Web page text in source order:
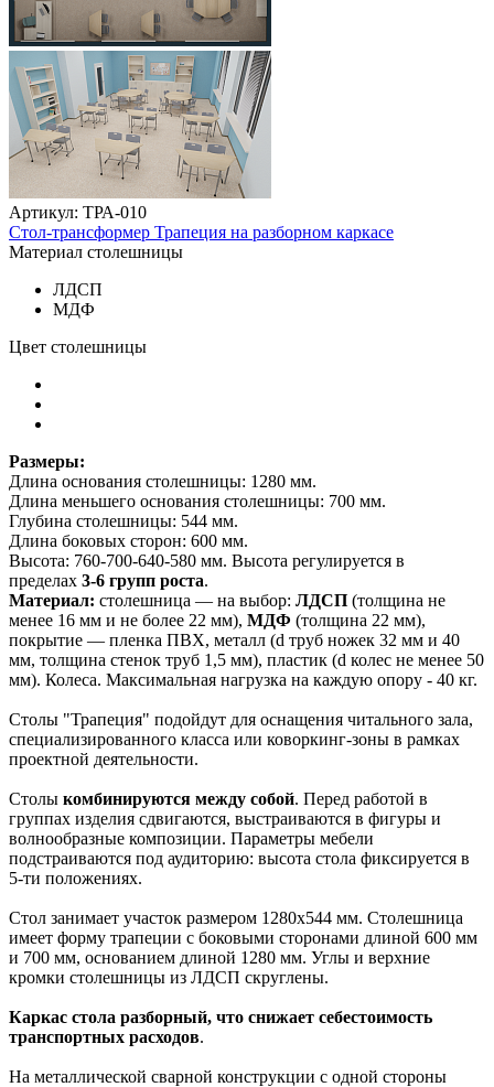
Артикул: ТРА-010
Стол-трансформер Трапеция на разборном каркасе
Материал столешницы
ЛДСП
МДФ
Цвет столешницы
Размеры:
Длина основания столешницы: 1280 мм.
Длина меньшего основания столешницы: 700 мм.
Глубина столешницы: 544 мм.
Длина боковых сторон: 600 мм.
Высота: 760-700-640-580 мм. Высота регулируется в
пределах 3-6 групп роста.
Материал: столешница — на выбор: ЛДСП (толщина не
менее 16 мм и не более 22 мм), МДФ (толщина 22 мм),
покрытие — пленка ПВХ, металл (d труб ножек 32 мм и 40
мм, толщина стенок труб 1,5 мм), пластик (d колес не менее 50
мм). Колеса. Максимальная нагрузка на каждую опору - 40 кг.
Столы "Трапеция" подойдут для оснащения читального зала,
специализированного класса или коворкинг-зоны в рамках
проектной деятельности.
Столы комбинируются между собой. Перед работой в
группах изделия сдвигаются, выстраиваются в фигуры и
волнообразные композиции. Параметры мебели
подстраиваются под аудиторию: высота стола фиксируется в
5-ти положениях.
Стол занимает участок размером 1280х544 мм. Столешница
имеет форму трапеции с боковыми сторонами длиной 600 мм
и 700 мм, основанием длиной 1280 мм. Углы и верхние
кромки столешницы из ЛДСП скруглены.
Каркас стола разборный, что снижает себестоимость
транспортных расходов.
На металлической сварной конструкции с одной стороны